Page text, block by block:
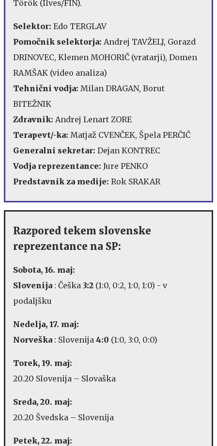
Török (Ilves/FIN).
Selektor: Edo TERGLAV
Pomočnik selektorja: Andrej TAVŽELJ, Gorazd
DRINOVEC, Klemen MOHORIČ (vratarji), Domen
RAMŠAK (video analiza)
Tehnični vodja: Milan DRAGAN, Borut
BITEŽNIK
Zdravnik: Andrej Lenart ZORE
Terapevt/-ka: Matjaž CVENČEK, Špela PERČIČ
Generalni sekretar: Dejan KONTREC
Vodja reprezentance: Jure PENKO
Predstavnik za medije: Rok SRAKAR
Razpored tekem slovenske
reprezentance na SP:
Sobota, 16. maj:
Slovenija : Češka 3:2 (1:0, 0:2, 1:0, 1:0) - v
podaljšku
Nedelja, 17. maj:
Norveška : Slovenija 4:0 (1:0, 3:0, 0:0)
Torek, 19. maj:
20.20 Slovenija – Slovaška
Sreda, 20. maj:
20.20 Švedska – Slovenija
Petek, 22. maj: